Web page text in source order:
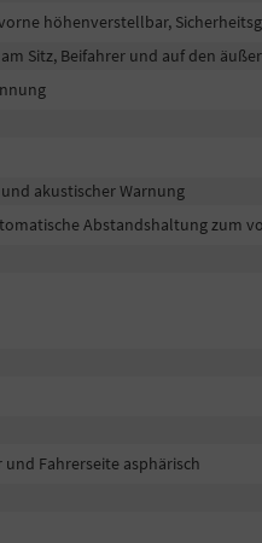
höhenverstellbar,
Sitz, Beifahrer und auf den
akustischer Warnung
Abstandshaltung zum
Fahrerseite asphärisch